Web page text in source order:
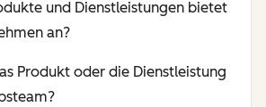
und Dienstleistungen bietet
an?
Produkt oder die Dienstleistung